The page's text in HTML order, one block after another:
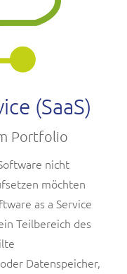
(SaaS)
Portfolio
nicht
möchten
as a Service
Teilbereich des
Datenspeicher,